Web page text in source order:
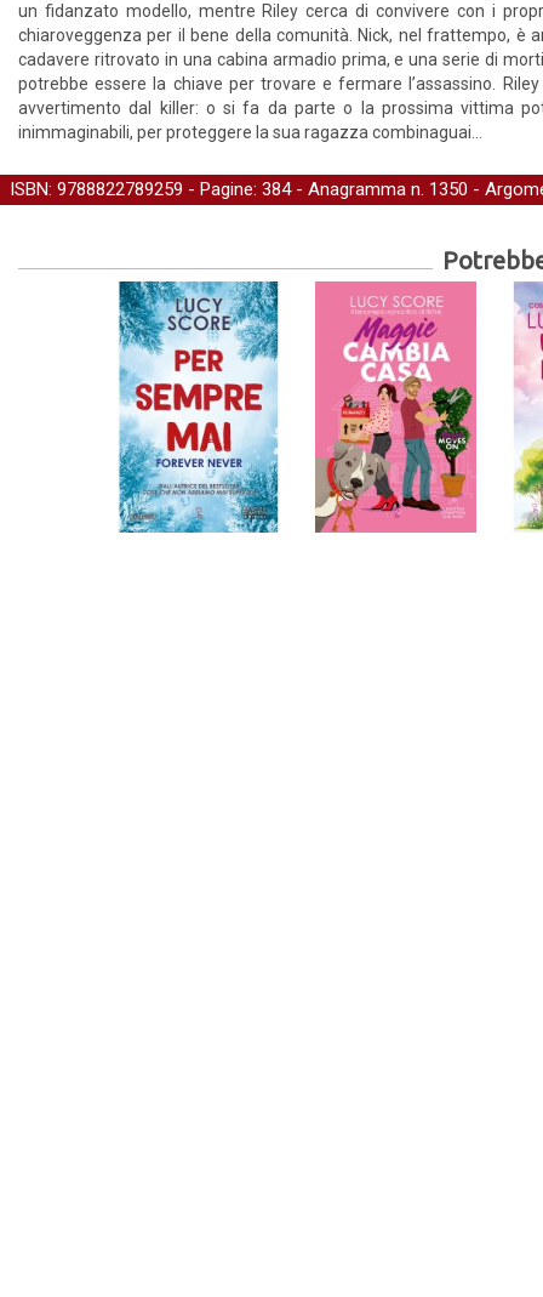
un fidanzato modello, mentre Riley cerca di convivere con i
chiaroveggenza per il bene della comunità. Nick, nel frattempo, è
cadavere ritrovato in una cabina armadio prima, e una serie di
potrebbe essere la chiave per trovare e fermare l’assassino.
avvertimento dal killer: o si fa da parte o la prossima vittima
inimmaginabili, per proteggere la sua ragazza combinaguai...
ISBN: 9788822789259 - Pagine: 384 - Anagramma n. 1350 -